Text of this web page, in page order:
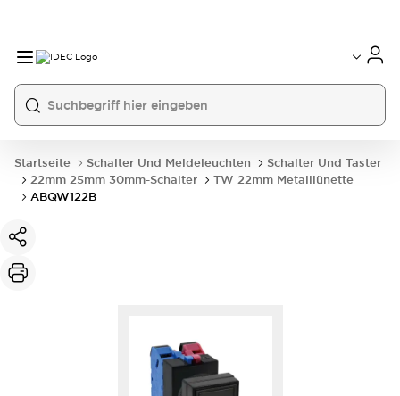
Startseite Schalter Und Meldeleuchten
Schalter Und Taster
22mm 25mm 30mm-Schalter
TW 22mm Metalllünette
ABQW122B